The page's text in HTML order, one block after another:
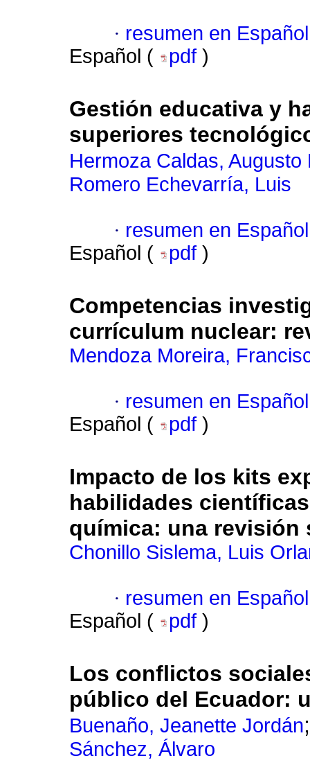
· resumen en Español
Español (
pdf )
Gestión educativa y
superiores
Hermoza Caldas, Augusto
Romero Echevarría, Luis
· resumen en Español
Español (
pdf )
Competencias
currículum nuclear:
Mendoza Moreira,
· resumen en Español
Español (
pdf )
Impacto de los kits
habilidades
química: una revisión
Chonillo Sislema, Luis
· resumen en Español
Español (
pdf )
Los conflictos
público del Ecuador:
Buenaño, Jeanette Jordán
Sánchez, Álvaro